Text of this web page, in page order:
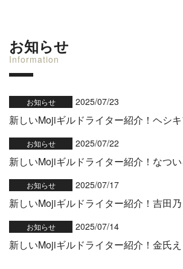
お知らせ
Information
お知らせ 2025/07/23
新しいMojiギルドライター紹介！ヘシ
お知らせ 2025/07/22
新しいMojiギルドライター紹介！なつ
お知らせ 2025/07/17
新しいMojiギルドライター紹介！吉田
お知らせ 2025/07/14
新しいMojiギルドライター紹介！金氏